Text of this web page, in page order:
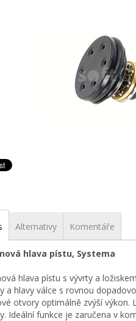
Alternativy Komentáře
hlava pístu, Systema
hlava pístu s vývrty a
a hlavy válce s rovnou
otvory optimálně zvýší výkon.
Ideální funkce je zaručena v